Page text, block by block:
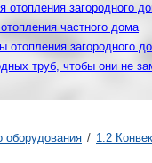
оборудования 1.2
отопления загородного
частного дома
загородного
труб, чтобы они не